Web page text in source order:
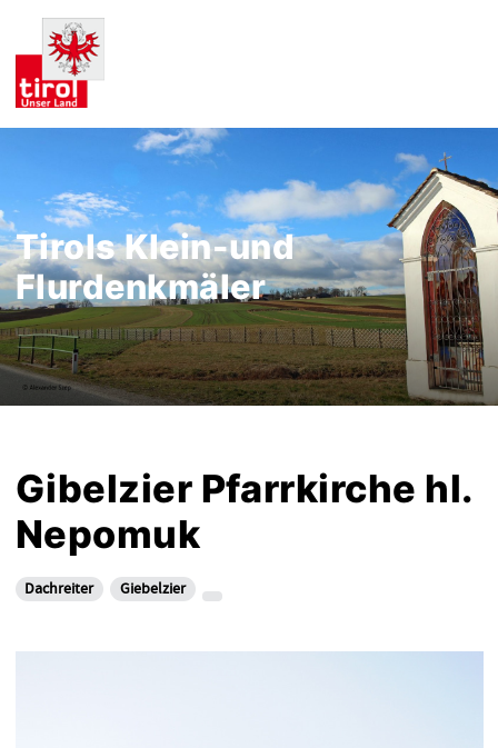
Tirols Klein-und
Flurdenkmäler
Gibelzier Pfarrkirche hl.
Nepomuk
Dachreiter Giebelzier